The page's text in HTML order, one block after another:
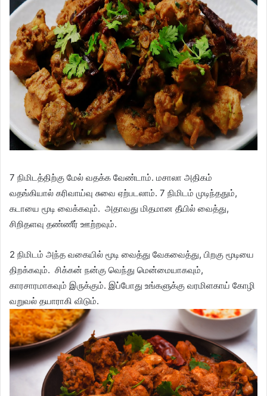
7 நிமிடத்திற்கு மேல் வதக்க வேண்டாம். மசாலா அதிகம்
வதங்கியால் கரிவாய்வு சுவை ஏற்படலாம். 7 நிமிடம் முடிந்ததும்,
கடாயை மூடி வைக்கவும். அதாவது மிதமான தீயில் வைத்து,
சிறிதளவு தண்ணீர் ஊற்றவும்.
2 நிமிடம் அந்த வகையில் மூடி வைத்து வேகவைத்து, பிறகு மூடியை
திறக்கவும். சிக்கன் நன்கு வெந்து மென்மையாகவும்,
காரசாரமாகவும் இருக்கும். இப்போது உங்களுக்கு வரமிளகாய் கோழி
வறுவல் தயாராகி விடும்.